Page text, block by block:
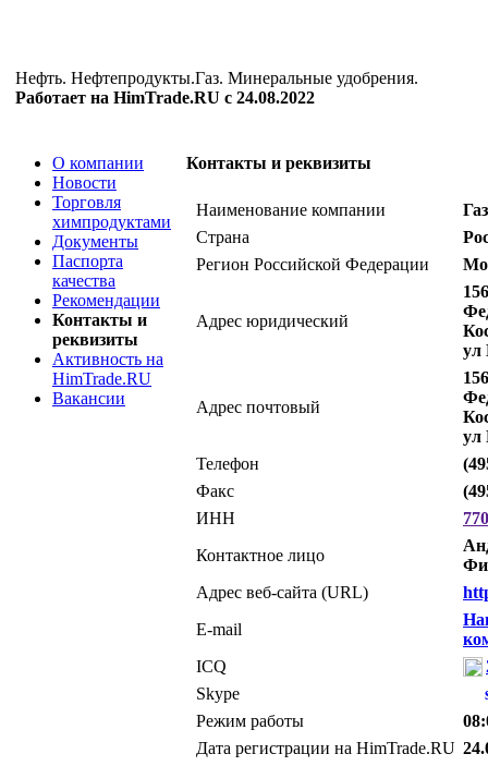
Нефть. Нефтепродукты.Газ. Минеральные удобрения.
Работает на HimTrade.RU с 24.08.2022
О компании
Новости
Торговля
химпродуктами
Документы
Паспорта
качества
Рекомендации
Контакты и
реквизиты
Активность на
HimTrade.RU
Вакансии
Контакты и реквизиты
Наименование компании
Страна
Регион Российской Федерации
Адрес юридический
ул
Адрес почтовый
ул
Телефон
Факс
ИНН
Контактное лицо
Адрес веб-сайта (URL)
E-mail
ICQ
Skype
Режим работы
Дата регистрации на HimTrade.RU